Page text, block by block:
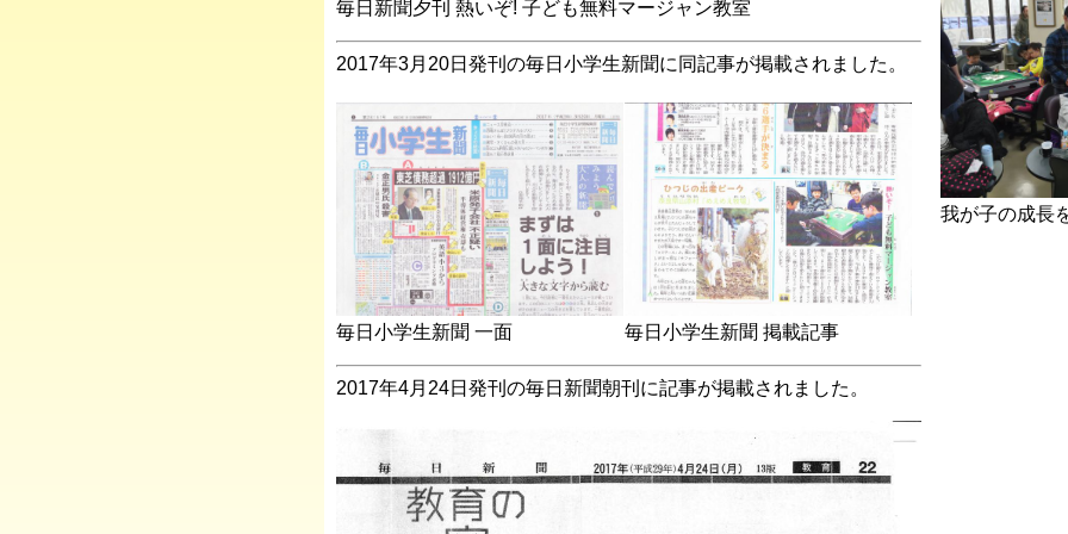
毎日新聞夕刊 熱いぞ! 子ども無料マージャン教室
2017年3月20日発刊の毎日小学生新聞に同記事が掲載されました。
毎日小学生新聞 一面 毎日小学生新聞 掲載記事
2017年4月24日発刊の毎日新聞朝刊に記事が掲載されました。
我が子の成長